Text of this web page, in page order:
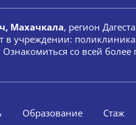
Махачкала, регион
в учреждении:
Ознакомиться со всей
Образование Стаж